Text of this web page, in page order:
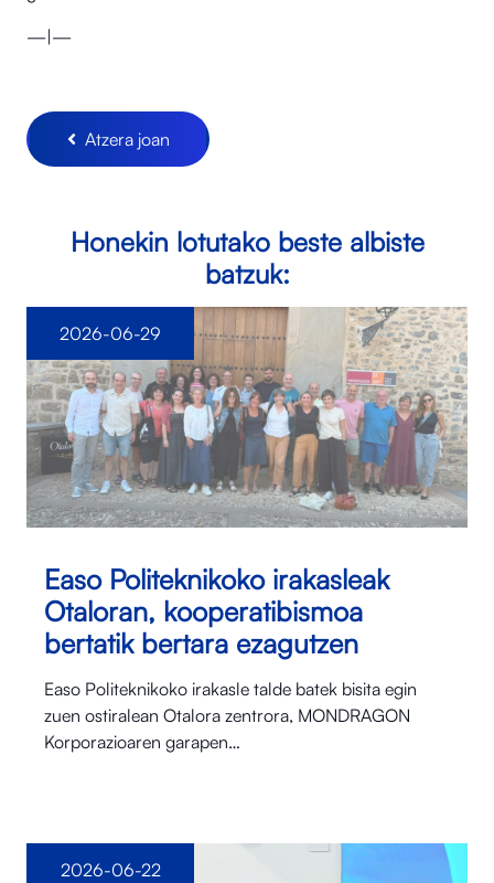
—|—
Atzera joan
Honekin lotutako beste albiste
batzuk:
Easo Politeknikoko irakasleak
Otaloran, kooperatibismoa
bertatik bertara ezagutzen
Easo Politeknikoko irakasle talde batek bisita egin
zuen ostiralean Otalora⁠ zentrora, MONDRAGON
Korporazioaren garapen…
2026-06-29
2026-06-22